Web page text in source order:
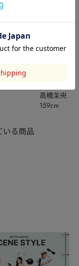
BOWL
高橋茉央
159cm
いる商品